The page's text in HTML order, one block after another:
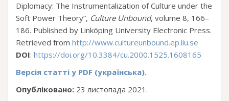
Diplomacy: The Instrumentalization of Culture under the
Soft Power Theory”, Culture Unbound, volume 8, 166–
186. Published by Linköping University Electronic Press.
Retrieved from http://www.cultureunbound.ep.liu.se
DOI: https://doi.org/10.3384/cu.2000.1525.1608165
Версія статті у PDF (українська).
Опубліковано: 23 листопада 2021.